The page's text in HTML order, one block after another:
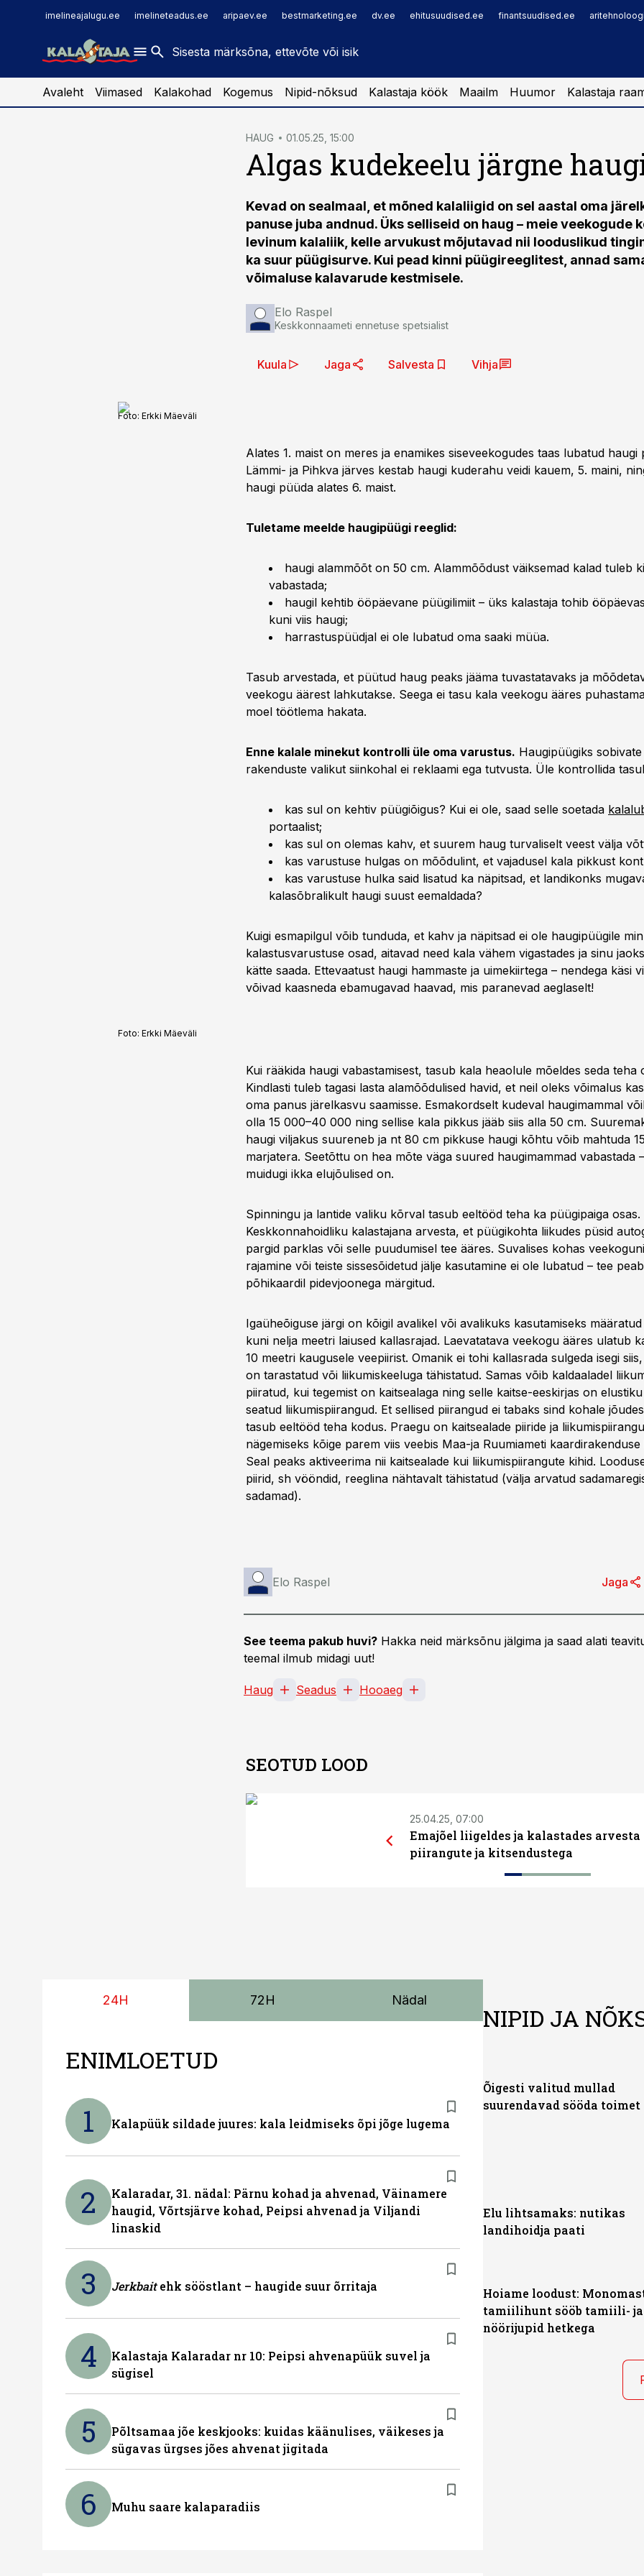
imelineajalugu.ee imelineteadus.ee aripaev.ee bestmarketing.ee dv.ee ehitusuudised.ee finantsuudised.ee
imelineteadus.ee
kaubandus.ee
toostusuudised.ee
Avaleht Viimased Kalakohad Kogemus Nipid-nõksud Kalastaja köök Maailm Huumor Kalastaja
HAUG 01.05.25, 15:00
Algas kudekeelu järgne
Kevad on sealmaal, et mõned kalaliigid on sel aastal oma
panuse juba andnud. Üks selliseid on haug – meie veekogude
levinum kalaliik, kelle arvukust mõjutavad nii looduslikud
ka suur püügisurve. Kui pead kinni püügireeglitest, annad
võimaluse kalavarude kestmisele.
Elo Raspel
Keskkonnaameti ennetuse spetsialist
Kuula Jaga Salvesta Vihja
Foto: Erkki Mäeväli
Alates 1. maist on meres ja enamikes siseveekogudes taas lubatud haugi
Lämmi- ja Pihkva järves kestab haugi kuderahu veidi kauem, 5. maini,
haugi püüda alates 6. maist.
Tuletame meelde haugipüügi reeglid:
haugi alammõõt on 50 cm. Alammõõdust väiksemad kalad tuleb
vabastada;
haugil kehtib ööpäevane püügilimiit – üks kalastaja tohib
kuni viis haugi;
harrastuspüüdjal ei ole lubatud oma saaki müüa.
Tasub arvestada, et püütud haug peaks jääma tuvastatavaks ja
veekogu äärest lahkutakse. Seega ei tasu kala veekogu ääres
moel töötlema hakata.
Enne kalale minekut kontrolli üle oma varustus. Haugipüügiks
rakenduste valikut siinkohal ei reklaami ega tutvusta. Üle kontrollida
kas sul on kehtiv püügiõigus? Kui ei ole, saad selle soetada
portaalist;
kas sul on olemas kahv, et suurem haug turvaliselt veest välja
kas varustuse hulgas on mõõdulint, et vajadusel kala pikkust
kas varustuse hulka said lisatud ka näpitsad, et landikonks
kalasõbralikult haugi suust eemaldada?
Kuigi esmapilgul võib tunduda, et kahv ja näpitsad ei ole haugipüügile
kalastusvarustuse osad, aitavad need kala vähem vigastades ja sinu
kätte saada. Ettevaatust haugi hammaste ja uimekiirtega – nendega käsi
võivad kaasneda ebamugavad haavad, mis paranevad aeglaselt!
Foto: Erkki Mäeväli
Kui rääkida haugi vabastamisest, tasub kala heaolule mõeldes seda teha
Kindlasti tuleb tagasi lasta alamõõdulised havid, et neil oleks võimalus
oma panus järelkasvu saamisse. Esmakordselt kudeval haugimammal
olla 15 000–40 000 ning sellise kala pikkus jääb siis alla 50 cm.
haugi viljakus suureneb ja nt 80 cm pikkuse haugi kõhtu võib mahtuda
marjatera. Seetõttu on hea mõte väga suured haugimammad vabastada
muidugi ikka elujõulised on.
Spinningu ja lantide valiku kõrval tasub eeltööd teha ka püügipaiga osas.
Keskkonnahoidliku kalastajana arvesta, et püügikohta liikudes püsid
pargid parklas või selle puudumisel tee ääres. Suvalises kohas
rajamine või teiste sissesõidetud jälje kasutamine ei ole lubatud – tee
põhikaardil pidevjoonega märgitud.
Igaüheõiguse järgi on kõigil avalikel või avalikuks kasutamiseks
kuni nelja meetri laiused kallasrajad. Laevatatava veekogu ääres ulatub
10 meetri kaugusele veepiirist. Omanik ei tohi kallasrada sulgeda isegi
on tarastatud või liikumiskeeluga tähistatud. Samas võib kaldaaladel
piiratud, kui tegemist on kaitsealaga ning selle kaitse-eeskirjas on
seatud liikumispiirangud. Et sellised piirangud ei tabaks sind kohale
tasub eeltööd teha kodus. Praegu on kaitsealade piiride ja
nägemiseks kõige parem viis veebis Maa-ja Ruumiameti kaardirakenduse
Seal peaks aktiveerima nii kaitsealade kui liikumispiirangute kihid.
piirid, sh vööndid, reeglina nähtavalt tähistatud (välja arvatud
sadamad).
Elo Raspel Jaga
See teema pakub huvi? Hakka neid märksõnu jälgima ja saad alati
teemal ilmub midagi uut!
Haug Seadus Hooaeg
SEOTUD LOOD
25.04.25, 07:00
Emajõel liigeldes ja kalastades arvesta
piirangute ja kitsendustega
24H 72H Nädal
ENIMLOETUD
1 Kalapüük sildade juures: kala leidmiseks õpi jõge lugema
2
Kalaradar, 31. nädal: Pärnu kohad ja ahvenad, Väinamere
haugid, Võrtsjärve kohad, Peipsi ahvenad ja Viljandi
linaskid
3 Jerkbaitehk sööstlant – haugide suur õrritaja
4
Kalastaja Kalaradar nr 10: Peipsi ahvenapüük suvel ja
sügisel
5
Põltsamaa jõe keskjooks: kuidas käänulises, väikeses ja
sügavas ürgses jões ahvenat jigitada
6 Muhu saare kalaparadiis
NIPID JA
Õigesti valitud mullad
suurendavad sööda toimet
Elu lihtsamaks: nutikas
landihoidja paati
Hoiame loodust:
tamiilihunt sööb tamiili- ja
nöörijupid hetkega